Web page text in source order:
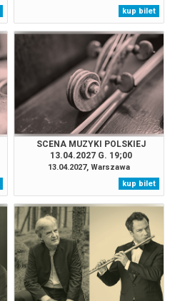
kup bilet
SCENA MUZYKI POLSKIEJ
13.04.2027 G. 19;00
13.04.2027, Warszawa
kup bilet